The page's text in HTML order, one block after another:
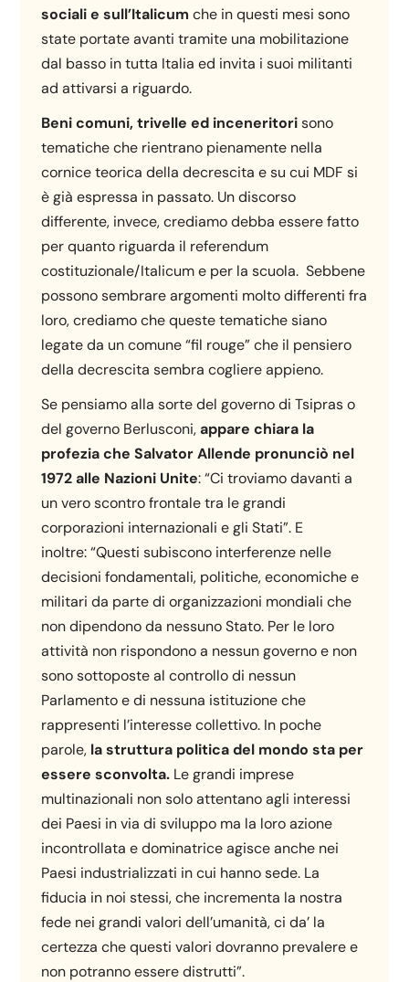
sociali e sull’Italicum che in questi mesi sono
state portate avanti tramite una mobilitazione
dal basso in tutta Italia ed invita i suoi militanti
ad attivarsi a riguardo.
Beni comuni, trivelle ed inceneritorisono
tematiche che rientrano pienamente nella
cornice teorica della decrescita e su cui MDF si
è già espressa in passato. Un discorso
differente, invece, crediamo debba essere fatto
per quanto riguarda il referendum
costituzionale/Italicum e per la scuola. Sebbene
possono sembrare argomenti molto differenti fra
loro, crediamo che queste tematiche siano
legate da un comune “fil rouge” che il pensiero
della decrescita sembra cogliere appieno.
Se pensiamo alla sorte del governo di Tsipras o
del governo Berlusconi,appare chiara la
profezia che Salvator Allende pronunciò nel
1972 alle Nazioni Unite: “Ci troviamo davanti a
un vero scontro frontale tra le grandi
corporazioni internazionali e gli Stati”. E
inoltre: “Questi subiscono interferenze nelle
decisioni fondamentali, politiche, economiche e
militari da parte di organizzazioni mondiali che
non dipendono da nessuno Stato. Per le loro
attività non rispondono a nessun governo e non
sono sottoposte al controllo di nessun
Parlamento e di nessuna istituzione che
rappresenti l’interesse collettivo. In poche
parole, la struttura politica del mondo sta per
essere sconvolta. Le grandi imprese
multinazionali non solo attentano agli interessi
dei Paesi in via di sviluppo ma la loro azione
incontrollata e dominatrice agisce anche nei
Paesi industrializzati in cui hanno sede. La
fiducia in noi stessi, che incrementa la nostra
fede nei grandi valori dell’umanità, ci da’ la
certezza che questi valori dovranno prevalere e
non potranno essere distrutti”.